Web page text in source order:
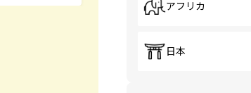
アフリカ
日本